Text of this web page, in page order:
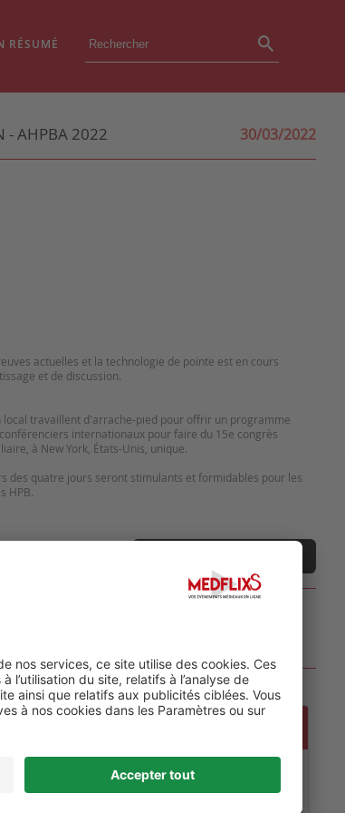
RÉSUMÉ
- AHPBA 2022 30/03/2022
actuelles et la technologie de pointe est en cours
et de discussion.
travaillent d'arrache-pied pour offrir un programme
internationaux pour faire du 15e congrès
à New York, États-Unis, unique.
des quatre jours seront stimulants et formidables pour les
2ND INTERNATIONAL SUMMIT ON
RESEARCH (ISHR‑2026)